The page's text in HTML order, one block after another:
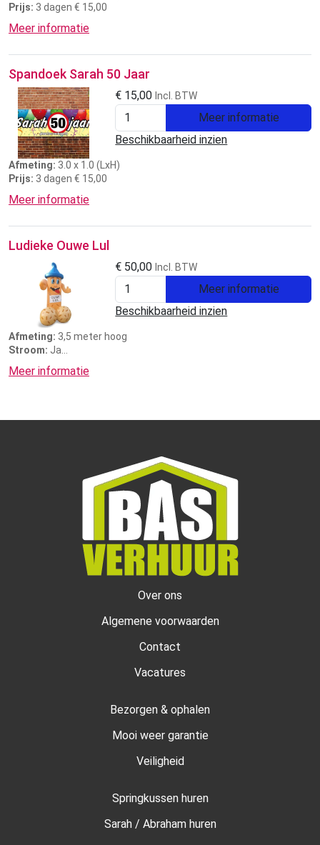
Prijs: 3 dagen € 15,00
Meer informatie
Spandoek Sarah 50 Jaar
€ 15,00 Incl. BTW
Meer informatie
Beschikbaarheid inzien
Afmeting: 3.0 x 1.0 (LxH)
Prijs: 3 dagen € 15,00
Meer informatie
Ludieke Ouwe Lul
€ 50,00 Incl. BTW
Meer informatie
Beschikbaarheid inzien
Afmeting: 3,5 meter hoog
Stroom: Ja
3 dagen € 50,00
Meer informatie
Over ons
Algemene voorwaarden
Contact
Vacatures
Bezorgen & ophalen
Mooi weer garantie
Veiligheid
Springkussen huren
Sarah / Abraham huren